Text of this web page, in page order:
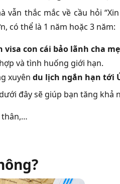
thắc mắc về cầu hỏi
có thể là 1 năm hoặc 3 năm:
visa con cái bảo lãnh cha mẹ
và tình huống giới hạn.
xuyên du lịch ngắn hạn tới
đây sẽ giúp bạn tăng khả
thân,…